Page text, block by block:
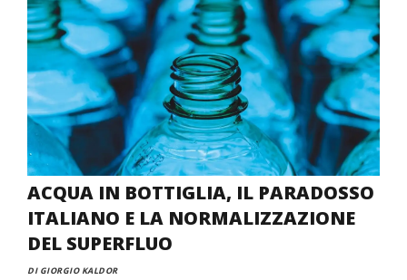
ACQUA IN BOTTIGLIA, IL PARADOSSO
ITALIANO E LA NORMALIZZAZIONE
DEL SUPERFLUO
DI GIORGIO KALDOR